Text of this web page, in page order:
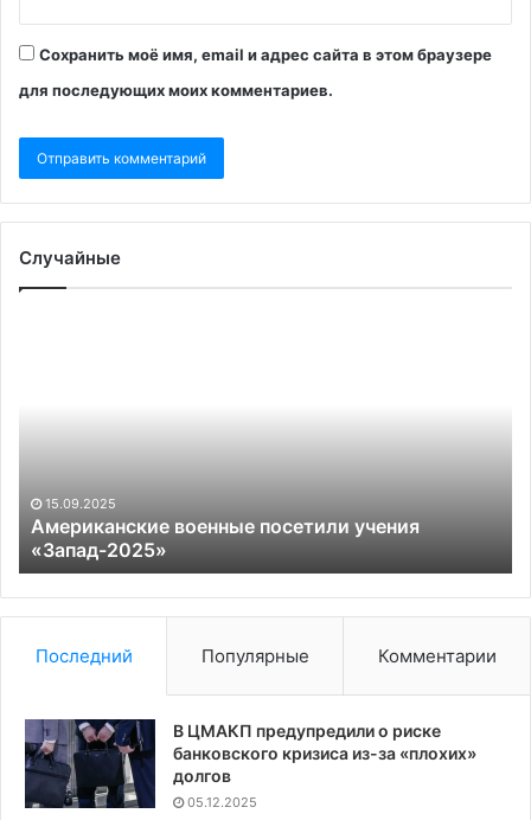
Сохранить моё имя, email и адрес сайта в этом браузере
для последующих моих комментариев.
Случайные
15.09.2025
Американские военные посетили учения
«Запад-2025»
Последний Популярные Комментарии
В ЦМАКП предупредили о риске
банковского кризиса из-за «плохих»
долгов
05.12.2025